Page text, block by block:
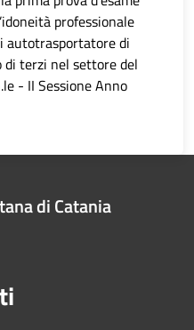
professionale
autotrasportatore di
di terzi nel settore del
- II Sessione Anno
di Catania